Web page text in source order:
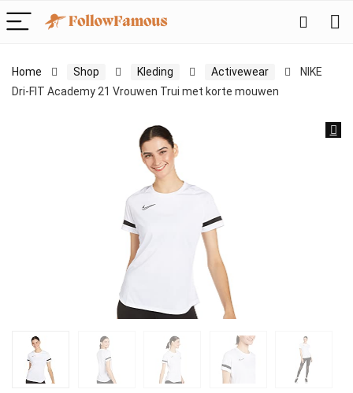
Home Shop Kleding Activewear
NIKE
Dri-FIT Academy 21 Vrouwen Trui met korte mouwen